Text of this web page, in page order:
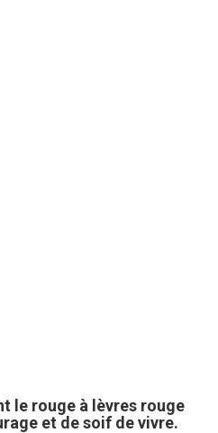
le rouge à lèvres rouge
et de soif de vivre.